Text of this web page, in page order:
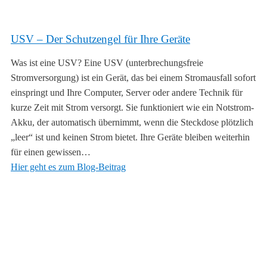
USV – Der Schutzengel für Ihre Geräte
Was ist eine USV? Eine USV (unterbrechungsfreie
Stromversorgung) ist ein Gerät, das bei einem Stromausfall sofort
einspringt und Ihre Computer, Server oder andere Technik für
kurze Zeit mit Strom versorgt. Sie funktioniert wie ein Notstrom-
Akku, der automatisch übernimmt, wenn die Steckdose plötzlich
„leer“ ist und keinen Strom bietet. Ihre Geräte bleiben weiterhin
für einen gewissen…
Hier geht es zum Blog-Beitrag